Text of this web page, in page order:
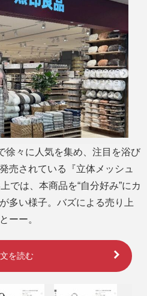
徐々に人気を集め、注目を浴び
売されている『立体メッシュ
では、本商品を“自分好み”にカ
多い様子。バズによる売り上
ーー。
を読む